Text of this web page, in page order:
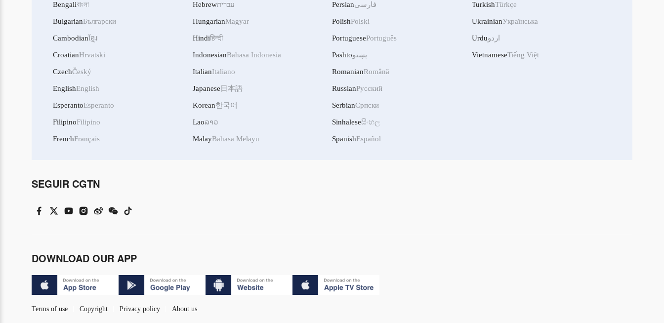
Bengaliবাংলা
BulgarianБългарски
Cambodianខ្មែរ
CroatianHrvatski
CzechČeský
EnglishEnglish
EsperantoEsperanto
FilipinoFilipino
FrenchFrançais
Hebrewעברית
HungarianMagyar
Hindiहिन्दी
IndonesianBahasa Indonesia
ItalianItaliano
Japanese 日本語
Korean한국어
Laoລາວ
MalayBahasa Melayu
Persianفارسی
PolishPolski
PortuguesePortuguês
Pashtoپښتو
RomanianRomână
RussianРусский
SerbianСрпски
Sinhaleseසිංහල
SpanishEspañol
TurkishTürkçe
UkrainianУкраїнська
Urduاردو
VietnameseTiếng Việt
SEGUIR CGTN
DOWNLOAD OUR APP
Terms of use Copyright Privacy policy About us